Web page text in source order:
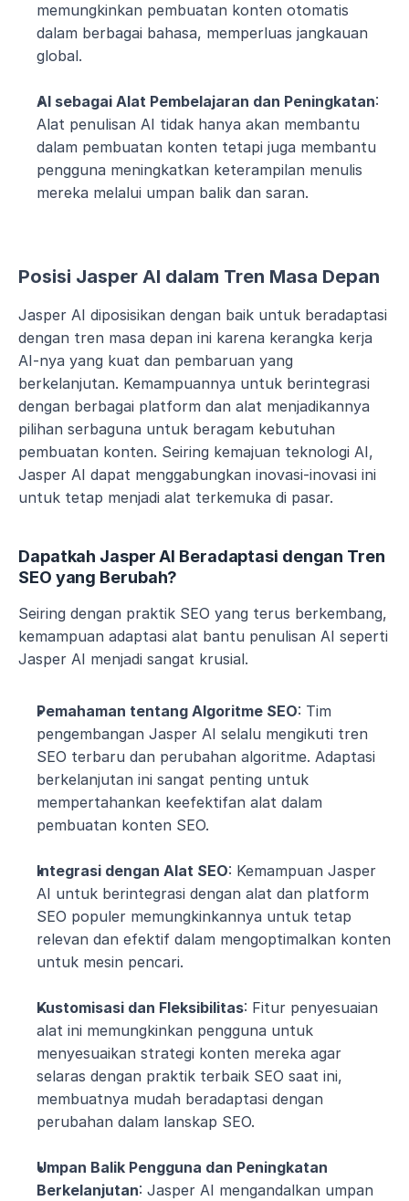
memungkinkan pembuatan konten otomatis
dalam berbagai bahasa, memperluas jangkauan
global.
AI sebagai Alat Pembelajaran dan Peningkatan:
Alat penulisan AI tidak hanya akan membantu
dalam pembuatan konten tetapi juga membantu
pengguna meningkatkan keterampilan menulis
mereka melalui umpan balik dan saran.
Posisi Jasper AI dalam Tren Masa Depan
Jasper AI diposisikan dengan baik untuk beradaptasi
dengan tren masa depan ini karena kerangka kerja
AI-nya yang kuat dan pembaruan yang
berkelanjutan. Kemampuannya untuk berintegrasi
dengan berbagai platform dan alat menjadikannya
pilihan serbaguna untuk beragam kebutuhan
pembuatan konten. Seiring kemajuan teknologi AI,
Jasper AI dapat menggabungkan inovasi-inovasi ini
untuk tetap menjadi alat terkemuka di pasar.
Dapatkah Jasper AI Beradaptasi dengan Tren
SEO yang Berubah?
Seiring dengan praktik SEO yang terus berkembang,
kemampuan adaptasi alat bantu penulisan AI seperti
Jasper AI menjadi sangat krusial.
Pemahaman tentang Algoritme SEO: Tim
pengembangan Jasper AI selalu mengikuti tren
SEO terbaru dan perubahan algoritme. Adaptasi
berkelanjutan ini sangat penting untuk
mempertahankan keefektifan alat dalam
pembuatan konten SEO.
Integrasi dengan Alat SEO: Kemampuan Jasper
AI untuk berintegrasi dengan alat dan platform
SEO populer memungkinkannya untuk tetap
relevan dan efektif dalam mengoptimalkan konten
untuk mesin pencari.
Kustomisasi dan Fleksibilitas: Fitur penyesuaian
alat ini memungkinkan pengguna untuk
menyesuaikan strategi konten mereka agar
selaras dengan praktik terbaik SEO saat ini,
membuatnya mudah beradaptasi dengan
perubahan dalam lanskap SEO.
Umpan Balik Pengguna dan Peningkatan
Berkelanjutan: Jasper AI mengandalkan umpan